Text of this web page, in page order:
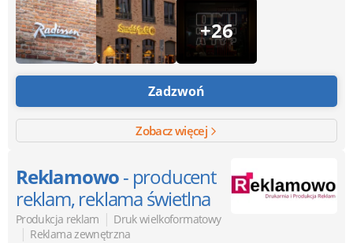
+26
Zadzwoń
Zobacz więcej
Reklamowo- producent
reklam, reklama świetlna
Produkcja reklam | Druk wielkoformatowy
| Reklama zewnętrzna